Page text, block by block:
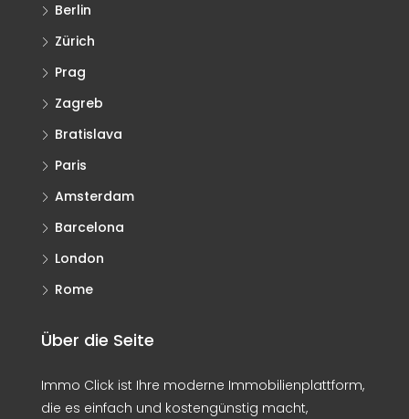
Berlin
Zürich
Prag
Zagreb
Bratislava
Paris
Amsterdam
Barcelona
London
Rome
Über die Seite
Immo Click ist Ihre moderne Immobilienplattform,
die es einfach und kostengünstig macht,